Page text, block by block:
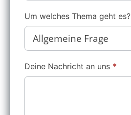
Um welches Thema geht es?
welches
Thema
Deine Nachricht an uns *